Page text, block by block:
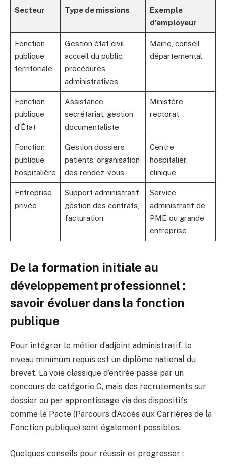
Secteur Type de missions
Exemple
d’employeur
Fonction
publique
territoriale
Gestion état civil,
accueil du public,
procédures
administratives
Mairie, conseil
départemental
Fonction
publique
d’État
Assistance
secrétariat, gestion
documentaliste
Ministère,
rectorat
Fonction
publique
hospitalière
Gestion dossiers
patients, organisation
des rendez-vous
Centre
hospitalier,
clinique
Entreprise
privée
Support administratif,
gestion des contrats,
facturation
Service
administratif de
PME ou grande
entreprise
De la formation initiale au
développement professionnel :
savoir évoluer dans la fonction
publique
Pour intégrer le métier d’adjoint administratif, le
niveau minimum requis est un diplôme national du
brevet. La voie classique d’entrée passe par un
concours de catégorie C, mais des recrutements sur
dossier ou par apprentissage via des dispositifs
comme le Pacte (Parcours d’Accès aux Carrières de la
Fonction publique) sont également possibles.
Quelques conseils pour réussir et progresser :